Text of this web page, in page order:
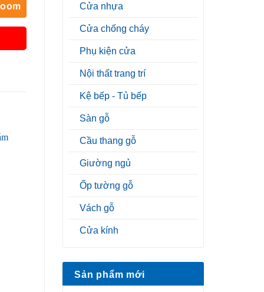
Cửa nhựa
Cửa chống cháy
Phụ kiện cửa
Nội thất trang trí
Kệ bếp - Tủ bếp
Sàn gỗ
Cầu thang gỗ
Giường ngủ
Ốp tường gỗ
Vách gỗ
Cửa kính
Sản phẩm mới